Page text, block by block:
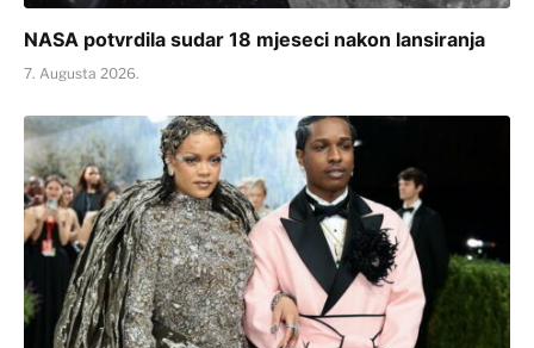
NASA potvrdila sudar 18 mjeseci nakon lansiranja
7. Augusta 2026.